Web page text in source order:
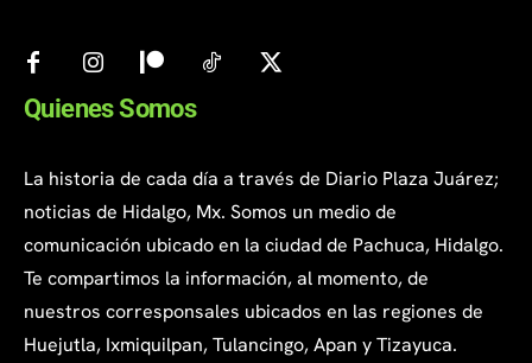
Quienes Somos
La historia de cada día a través de Diario Plaza Juárez;
noticias de Hidalgo, Mx. Somos un medio de
comunicación ubicado en la ciudad de Pachuca, Hidalgo.
Te compartimos la información, al momento, de
nuestros corresponsales ubicados en las regiones de
Huejutla, Ixmiquilpan, Tulancingo, Apan y Tizayuca.